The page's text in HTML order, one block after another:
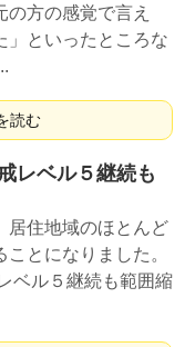
方の感覚で言え
」といったところな
読む
レベル５継続も
居住地域のほとんど
とになりました。
ベル５継続も範囲縮